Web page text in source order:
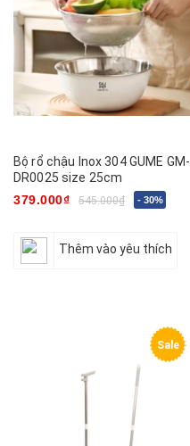
Bộ rổ chậu Inox 304 GUME GM-
DR0025 size 25cm
379.000₫
545.000₫ - 30%
Thêm vào yêu thích
Sale